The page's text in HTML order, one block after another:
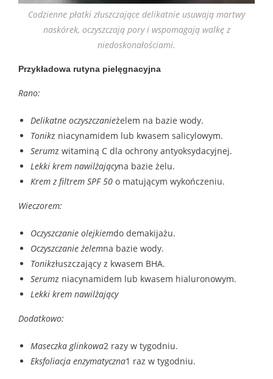
Codzienne płatki złuszczające delikatnie usuwają martwy
naskórek, oczyszczają pory i wspomagają walkę z
niedoskonałościami.
Przykładowa rutyna pielęgnacyjna
Rano:
Delikatne oczyszczanieżelem na bazie wody.
Tonikz niacynamidem lub kwasem salicylowym.
Serumz witaminą C dla ochrony antyoksydacyjnej.
Lekki krem nawilżającyna bazie żelu.
Krem z filtrem SPF 50 o matującym wykończeniu.
Wieczorem:
Oczyszczanie olejkiemdo demakijażu.
Oczyszczanie żelemna bazie wody.
Tonikzłuszczający z kwasem BHA.
Serumz niacynamidem lub kwasem hialuronowym.
Lekki krem nawilżający
Dodatkowo:
Maseczka glinkowa2 razy w tygodniu.
Eksfoliacja enzymatyczna1 raz w tygodniu.